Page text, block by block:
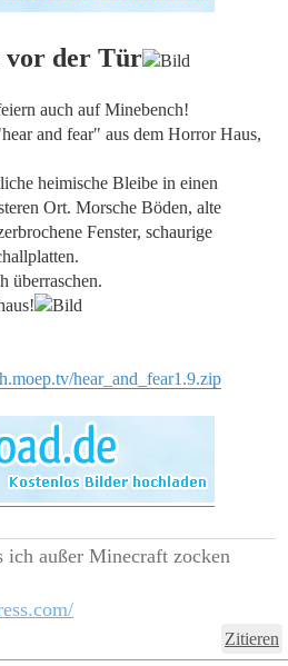
vor der Tür
auch auf Minebench!
and fear" aus dem Horror Haus,
heimische Bleibe in einen
Ort. Morsche Böden, alte
Fenster, schaurige
überraschen.
hear_and_fear1.9.zip
ich außer Minecraft zocken
Zitieren